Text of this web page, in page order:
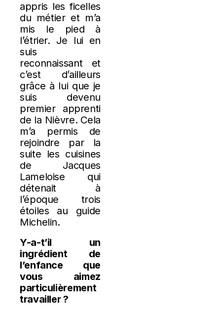
appris les ficelles
du métier et m’a
mis le pied à
l’étrier. Je lui en
suis
reconnaissant et
c’est d’ailleurs
grâce à lui que je
suis devenu
premier apprenti
de la Nièvre. Cela
m’a permis de
rejoindre par la
suite les cuisines
de Jacques
Lameloise qui
détenait à
l’époque trois
étoiles au guide
Michelin.
Y-a-t’il un
ingrédient de
l’enfance que
vous aimez
particulièrement
travailler ?